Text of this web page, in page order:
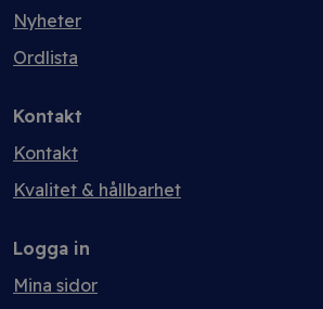
Nyheter
Ordlista
Kontakt
Kontakt
Kvalitet & hållbarhet
Logga in
Mina sidor